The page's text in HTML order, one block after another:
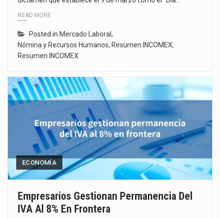
READ MORE
Posted in Mercado Laboral ,
Nómina y Recursos Humanos, Resumen INCOMEX,
Resumen INCOMEX
ECONOMÍA
Empresarios Gestionan Permanencia Del
IVA Al 8% En Frontera